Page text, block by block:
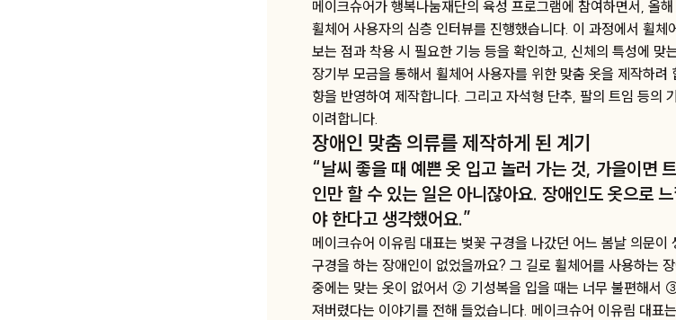
메이크슈어가 행복나눔재단의 육성 프로그램에 참여하면서, 올
휠체어 사용자의 심층 인터뷰를 진행했습니다. 이 과정에서 휠체
보는 점과 착용 시 필요한 기능 등을 확인하고, 신체의 특성에 맞
장기부 모금을 통해서 휠체어 사용자를 위한 맞춤 옷을 제작하려
향을 반영하여 제작합니다. 그리고 자석형 단추, 팔의 트임 등의
이려합니다.
장애인 맞춤 의류를 제작하게 된 계기
“날씨 좋을 때 예쁜 옷 입고 놀러 가는 것, 가을이면
인만 할 수 있는 일은 아니잖아요. 장애인도 옷으로
야 한다고 생각했어요.”
메이크슈어 이유림 대표는 벚꽃 구경을 나갔던 어느 봄날 의문
구경을 하는 장애인이 없었을까요? 그 길로 휠체어를 사용하는
중에는 맞는 옷이 없어서 ② 기성복을 입을 때는 너무 불편해서
져버렸다는 이야기를 전해 들었습니다. 메이크슈어 이유림 대표